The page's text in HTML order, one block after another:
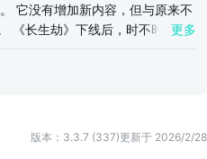
寻之路。不...
它没有增加新内容，但与原来不
《长生劫》下线后，时不时有热
式上线已很渺茫，但仍有很多喜
，在有少许广告收入可以维持服
慰。它重新上线后，期待你再
更多
版本：3.3.7 (337)更新于 2026/2/28